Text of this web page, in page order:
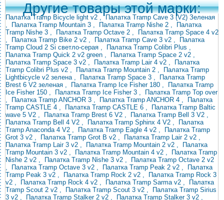
Другие товары этой марки:
Палатка Tramp Bicycle light v2 , Палатка Tramp Cave 3 (V2) Зеленая
,
Палатка Tramp Mountain 3 , Палатка Tramp Nishe 2 ,
Палатка
Tramp Nishe 3 , Палатка Tramp Octave 2 ,
Палатка Tramp Space 4 v2
,
Палатка Tramp Bike 2 v2 , Палатка Tramp Cave 3 v2 ,
Палатка
Tramp Cloud 2 Si светло-серая , Палатка Tramp Colibri Plus ,
Палатка Tramp Quick 2 v2 green , Палатка Tramp Space 2 v2 ,
Палатка Tramp Space 3 v2 , Палатка Tramp Lair 4 v2 ,
Палатка
Tramp Colibri Plus v2 , Палатка Tramp Mountain 2 ,
Палатка Tramp
Lightbicycle v2 зелена , Палатка Tramp Space 3 ,
Палатка Tramp
Brest 6 V2 зеленая , Палатка Tramp Ice Fisher 180 ,
Палатка Tramp
Ice Fisher 150 , Палатка Tramp Ice Fisher 3 ,
Палатка Tramp Top over
,
Палатка Tramp ANCHOR 3 , Палатка Tramp ANCHOR 4 ,
Палатка
Tramp CASTLE 4 , Палатка Tramp CASTLE 6 ,
Палатка Tramp Baltic
wave 5 V2 , Палатка Tramp Brest 6 V2 , Палатка Tramp Bell 3 V2 ,
Палатка Tramp Bell 4 V2 , Палатка Tramp Sphinx 4 V2 ,
Палатка
Tramp Anaconda 4 V2 , Палатка Tramp Eagle 4 v2 ,
Палатка Tramp
Grot 3 v2 , Палатка Tramp Grot B v2 , Палатка Tramp Lair 2 v2 ,
Палатка Tramp Lair 3 v2 , Палатка Tramp Mountain 2 v2 ,
Палатка
Tramp Mountain 3 v2 , Палатка Tramp Mountain 4 v2 ,
Палатка Tramp
Nishe 2 v2 , Палатка Tramp Nishe 3 v2 ,
Палатка Tramp Octave 2 v2
,
Палатка Tramp Octave 3 v2 , Палатка Tramp Peak 2 v2 ,
Палатка
Tramp Peak 3 v2 , Палатка Tramp Rock 2 v2 ,
Палатка Tramp Rock 3
v2 , Палатка Tramp Rock 4 v2 , Палатка Tramp Sarma v2 ,
Палатка
Tramp Scout 2 v2 , Палатка Tramp Scout 3 v2 ,
Палатка Tramp Sirius
3 v2 , Палатка Tramp Stalker 2 v2 , Палатка Tramp Stalker 3 v2 ,